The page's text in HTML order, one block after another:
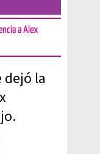
a Alex
dejó la